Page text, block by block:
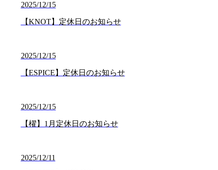
2025/12/15
【KNOT】定休日のお知らせ
2025/12/15
【ESPICE】定休日のお知らせ
2025/12/15
【櫂】1月定休日のお知らせ
2025/12/11